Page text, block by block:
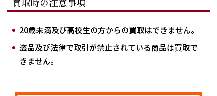
20歳未満及び高校生の方からの買取はできません。
盗品及び法律で取引が禁止されている商品は買取で
きません。